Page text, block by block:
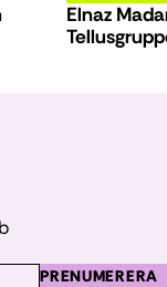
Elnaz
PRENUMERERA